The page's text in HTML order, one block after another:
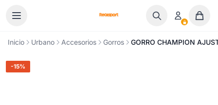
Inicio Urbano Accesorios Gorros GORRO CHAMPION
-15%